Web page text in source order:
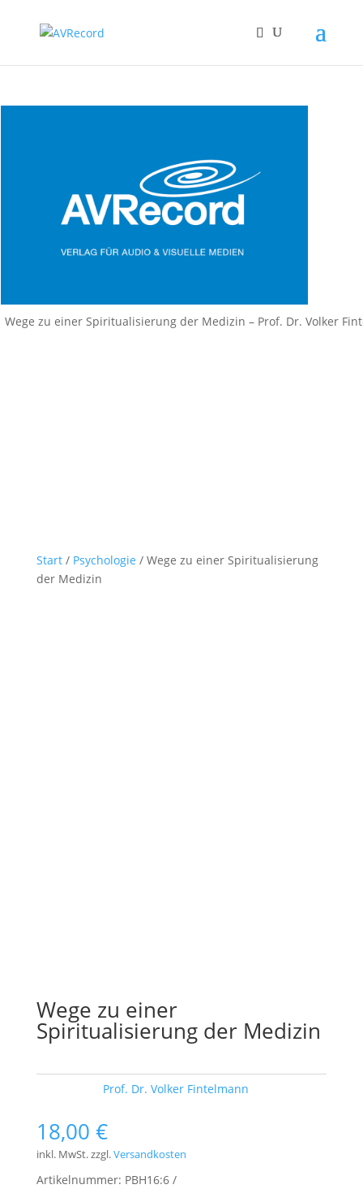
Wege zu einer Spiritualisierung der Medizin – Prof. Dr. Volker
Start/ Psychologie / Wege zu einer Spiritualisierung
der Medizin
Wege zu einer
Spiritualisierung der Medizin
Prof. Dr. Volker Fintelmann
18,00 €
inkl. MwSt.zzgl.Versandkosten
Artikelnummer: PBH16:6